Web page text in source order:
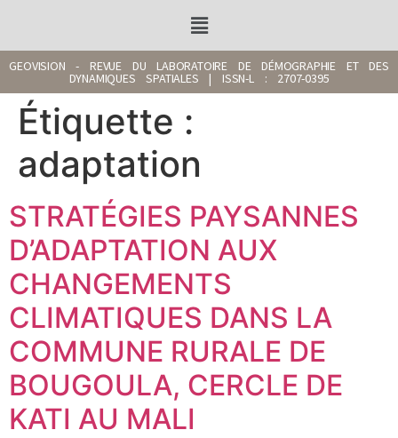
GEOVISION - REVUE DU LABORATOIRE DE DÉMOGRAPHIE ET DES
DYNAMIQUES SPATIALES | ISSN-L : 2707-0395
Étiquette :
adaptation
STRATÉGIES PAYSANNES
D’ADAPTATION AUX
CHANGEMENTS
CLIMATIQUES DANS LA
COMMUNE RURALE DE
BOUGOULA, CERCLE DE
KATI AU MALI